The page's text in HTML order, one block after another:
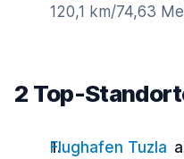
120,1 km/74,63
2 Top-
Flughafen Tuzla